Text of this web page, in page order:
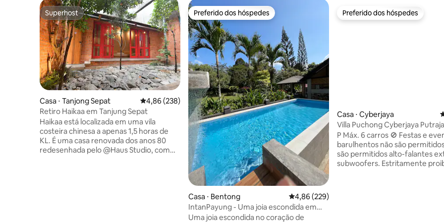
Superhost
Superhost
Casa ⋅ Tanjong Sepat 4,86 de uma avaliação média de 5, 238 avaliações
4,86 (238)
Retiro Haikaa em Tanjung Sepat
Haikaa está localizada em uma vila
costeira chinesa a apenas 1,5 horas de
KL. É uma casa renovada dos anos 80
redesenhada pelo @Haus Studio, com
Preferido dos hóspedes
Preferido dos hóspedes
Casa ⋅ Bentong 4,86 de uma avaliação média de 5, 229
4,86 (229)
IntanPayung - Uma joia escondida em
Janda Baik
Uma joia escondida no coração de
Preferido dos hóspedes
Preferido dos hóspedes
Casa ⋅ Cyberjaya
Villa Puchong Cyberjaya
piscina privada
P️ Máx. 6 carros 🚫 Festas e
barulhentos não são
são permitidos alto-falantes
subwoofers. Estritamente